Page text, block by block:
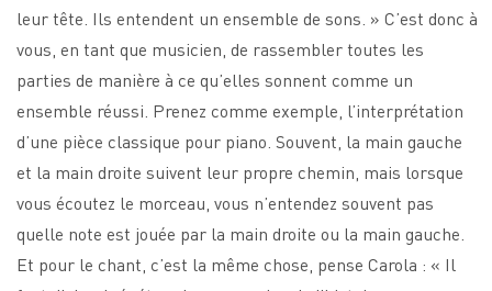
leur tête. Ils entendent un ensemble de sons. » C’est donc à
vous, en tant que musicien, de rassembler toutes les
parties de manière à ce qu’elles sonnent comme un
ensemble réussi. Prenez comme exemple, l’interprétation
d’une pièce classique pour piano. Souvent, la main gauche
et la main droite suivent leur propre chemin, mais lorsque
vous écoutez le morceau, vous n’entendez souvent pas
quelle note est jouée par la main droite ou la main gauche.
Et pour le chant, c’est la même chose, pense Carola : « Il